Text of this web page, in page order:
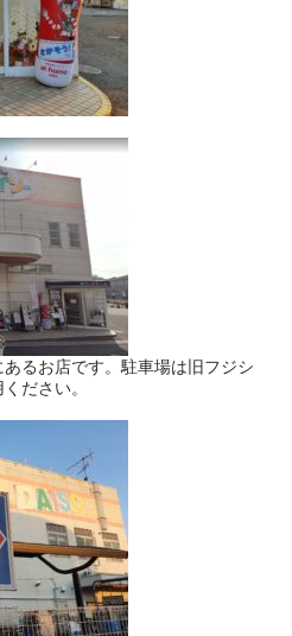
るお店です。駐車場は旧フジシ
ださい。